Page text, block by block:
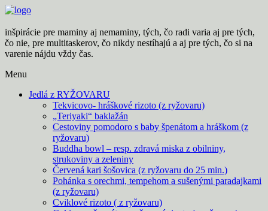
Skip
content
inšpirácie pre maminy aj nemaminy, tých, čo radi varia aj pre tých,
čo nie, pre multitaskerov, čo nikdy nestíhajú a aj pre tých, čo si na
varenie nájdu vždy čas.
Menu
Jedlá z RYŽOVARU
Tekvicovo- hráškové rizoto (z ryžovaru)
„Teriyaki“ baklažán
Cestoviny pomodoro s baby špenátom a hráškom (z
ryžovaru)
Buddha bowl – resp. zdravá miska z obilniny,
strukoviny a zeleniny
Červená kari šošovica (z ryžovaru do 25 min.)
Pohánka s orechmi, tempehom a sušenými paradajkami
(z ryžovaru)
Cviklové rizoto ( z ryžovaru)